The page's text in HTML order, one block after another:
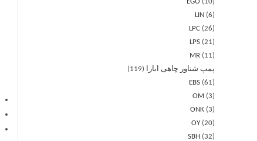
LIN 6
LPC 26
LPS 21
MR
11
پمپ شناور چاهی ابارا
119
EBS 61
OM
3
ONK 3
OY 20
SBH 32